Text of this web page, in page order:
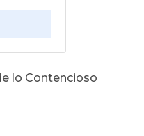
lo Contencioso